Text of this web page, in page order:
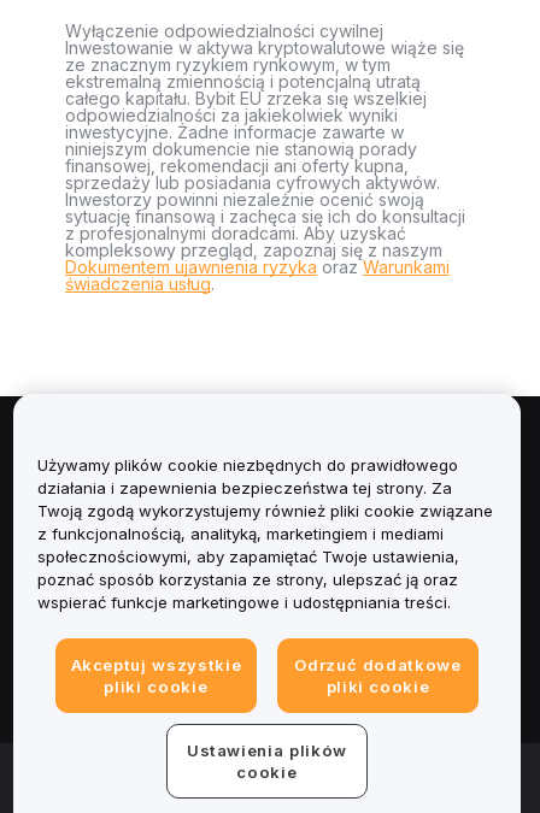
Wyłączenie odpowiedzialności cywilnej
Inwestowanie w aktywa kryptowalutowe wiąże się
ze znacznym ryzykiem rynkowym, w tym
ekstremalną zmiennością i potencjalną utratą
całego kapitału. Bybit EU zrzeka się wszelkiej
odpowiedzialności za jakiekolwiek wyniki
inwestycyjne. Żadne informacje zawarte w
niniejszym dokumencie nie stanowią porady
finansowej, rekomendacji ani oferty kupna,
sprzedaży lub posiadania cyfrowych aktywów.
Inwestorzy powinni niezależnie ocenić swoją
sytuację finansową i zachęca się ich do konsultacji
z profesjonalnymi doradcami. Aby uzyskać
kompleksowy przegląd, zapoznaj się z naszym
Dokumentem ujawnienia ryzyka orazWarunkami
świadczenia usług.
Informacje
Usługi
Obsługa Klienta
Informacje prawne
© 2025-2026 Bybit.eu. All rights reserved.
Używamy plików cookie niezbędnych do prawidłowego
działania i zapewnienia bezpieczeństwa tej strony. Za
Twoją zgodą wykorzystujemy również pliki cookie związane
z funkcjonalnością, analityką, marketingiem i mediami
społecznościowymi, aby zapamiętać Twoje ustawienia,
poznać sposób korzystania ze strony, ulepszać ją oraz
wspierać funkcje marketingowe i udostępniania treści.
Akceptuj wszystkie
pliki cookie
Odrzuć dodatkowe
pliki cookie
Ustawienia plików
cookie